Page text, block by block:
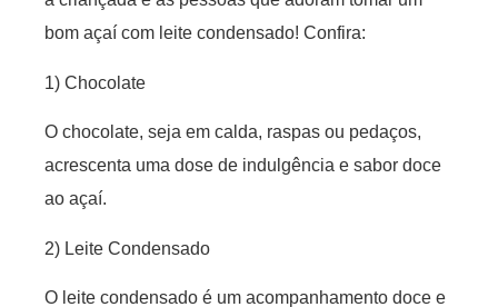
bom açaí com leite condensado! Confira:
1) Chocolate
O chocolate, seja em calda, raspas ou pedaços,
acrescenta uma dose de indulgência e sabor doce
ao açaí.
2) Leite Condensado
O leite condensado é um acompanhamento doce e